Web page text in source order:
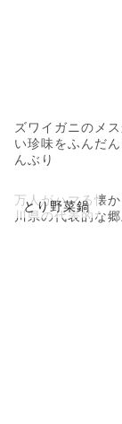
ズワイガニのメ
い珍味をふんだ
んぶり
とり野菜鍋
万人がハマる懐
川県の代表的な